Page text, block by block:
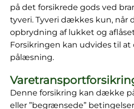
på det forsikrede gods ved
tyveri. Tyveri dækkes kun, når
opbrydning af lukket og
Forsikringen kan udvides til
pålæsning.
Denne forsikring kan dække
eller ”begrænsede”